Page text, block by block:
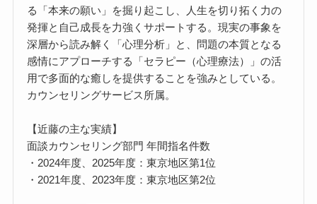
る「本来の願い」を掘り起こし、人生を切り拓く力の
発揮と自己成長を力強くサポートする。現実の事象を
深層から読み解く「心理分析」と、問題の本質となる
感情にアプローチする「セラピー（心理療法）」の活
用で多面的な癒しを提供することを強みとしている。
カウンセリングサービス所属。
【近藤の主な実績】
面談カウンセリング部門 年間指名件数
・2024年度、2025年度：東京地区第1位
・2021年度、2023年度：東京地区第2位